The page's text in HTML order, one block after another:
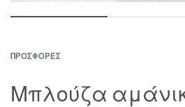
ΠΡΟΣΦΟΡΕΣ
Μπλούζα